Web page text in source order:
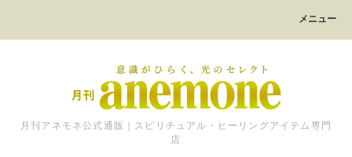
メニュー
月刊アネモネ公式通販｜スピリチュアル・ヒーリングアイテム専門
店